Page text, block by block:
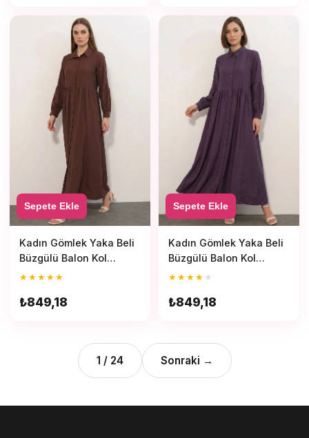
Sepete Ekle
Kadın Gömlek Yaka Beli
Büzgülü Balon Kol
Düğmeli Kahverengi
★★★★★
₺849,18
Sepete Ekle
Kadın Gömlek Yaka Beli
Büzgülü Balon Kol
Düğmeli Koyu Lila
★★★★ ★
₺849,18
1 / 24 Sonraki →